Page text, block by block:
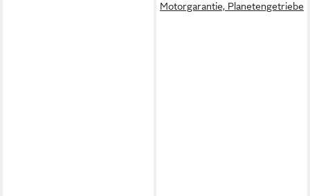
Motorgarantie, Planetengetriebe